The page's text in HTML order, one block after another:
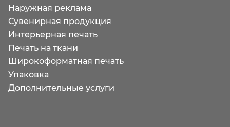
Наружная реклама
Сувенирная продукция
Интерьерная печать
Печать на ткани
Широкоформатная печать
Упаковка
Дополнительные услуги